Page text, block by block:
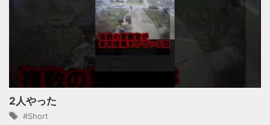
2人やった
#Short